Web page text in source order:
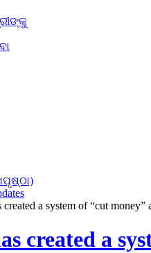
a system of “cut
created a